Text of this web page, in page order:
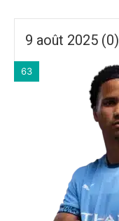
9 août 2025 (0)
63